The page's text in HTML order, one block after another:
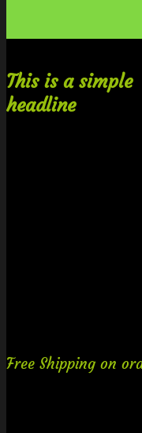
This is a simple
headline
Free Shipping on